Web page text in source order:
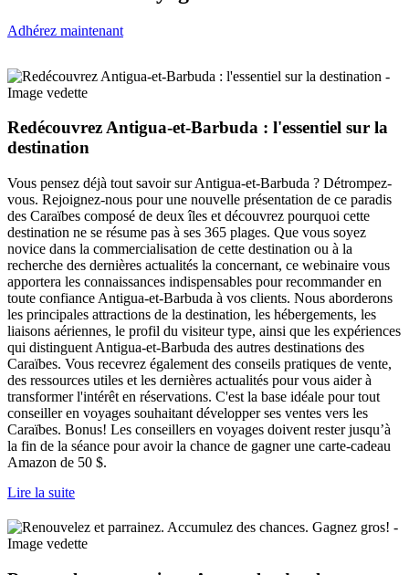
Adhérez maintenant
Dernières
nouvelles
Redécouvrez Antigua-et-Barbuda : l'essentiel sur la
destination
Vous pensez déjà tout savoir sur Antigua-et-Barbuda ? Détrompez-
vous. Rejoignez-nous pour une nouvelle présentation de ce paradis
des Caraïbes composé de deux îles et découvrez pourquoi cette
destination ne se résume pas à ses 365 plages. Que vous soyez
novice dans la commercialisation de cette destination ou à la
recherche des dernières actualités la concernant, ce webinaire vous
apportera les connaissances indispensables pour recommander en
toute confiance Antigua-et-Barbuda à vos clients. Nous aborderons
les principales attractions de la destination, les hébergements, les
liaisons aériennes, le profil du visiteur type, ainsi que les expériences
qui distinguent Antigua-et-Barbuda des autres destinations des
Caraïbes. Vous recevrez également des conseils pratiques de vente,
des ressources utiles et les dernières actualités pour vous aider à
transformer l'intérêt en réservations. C'est la base idéale pour tout
conseiller en voyages souhaitant développer ses ventes vers les
Caraïbes. Bonus! Les conseillers en voyages doivent rester jusqu’à
la fin de la séance pour avoir la chance de gagner une carte-cadeau
Amazon de 50 $.
Lire la suite